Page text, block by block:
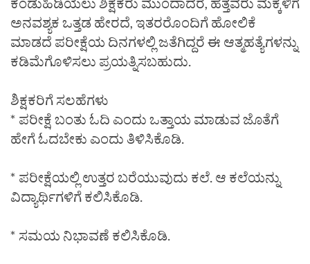
ಅನವಶ್ಯಕ ಒತ್ತಡ ಹೇರದೆ, ಇತರರೊಂದಿಗೆ ಹೋಲಿಕೆ
ಮಾಡದೆ ಪರೀಕ್ಷೆಯ ದಿನಗಳಲ್ಲಿ ಜತೆಗಿದ್ದರೆ ಈ ಆತ್ಮಹತ್ಯೆಗಳನ್ನು
ಕಡಿಮೆಗೊಳಿಸಲು ಪ್ರಯತ್ನಿಸಬಹುದು.
ಶಿಕ್ಷಕರಿಗೆ ಸಲಹೆಗಳು
* ಪರೀಕ್ಷೆ ಬಂತು ಓದಿ ಎಂದು ಒತ್ತಾಯ ಮಾಡುವ ಜೊತೆಗೆ
ಹೇಗೆ ಓದಬೇಕು ಎಂದು ತಿಳಿಸಿಕೊಡಿ.
* ಪರೀಕ್ಷೆಯಲ್ಲಿ ಉತ್ತರ ಬರೆಯುವುದು ಕಲೆ. ಆ ಕಲೆಯನ್ನು
ವಿದ್ಯಾರ್ಥಿಗಳಿಗೆ ಕಲಿಸಿಕೊಡಿ.
* ಸಮಯ ನಿಭಾವಣೆ ಕಲಿಸಿಕೊಡಿ.